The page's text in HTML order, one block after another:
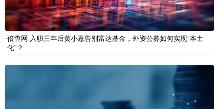
倍查网 入职三年后黄小薏告别富达基金，外资公募如何实现“本土
化”？